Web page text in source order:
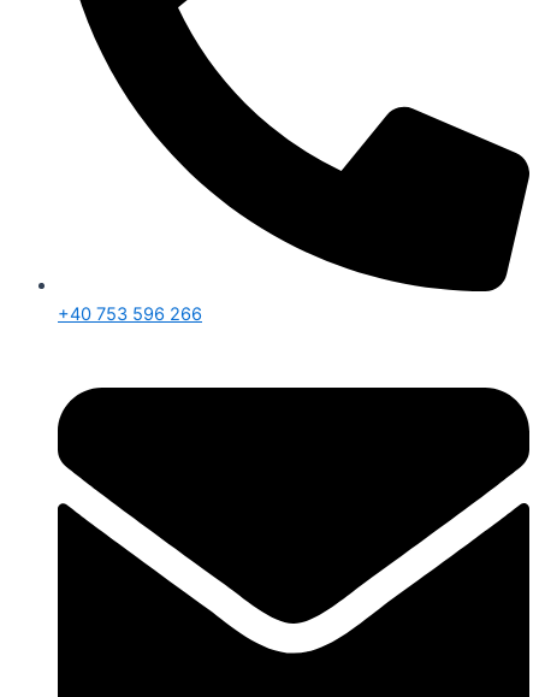
+40 753 596 266